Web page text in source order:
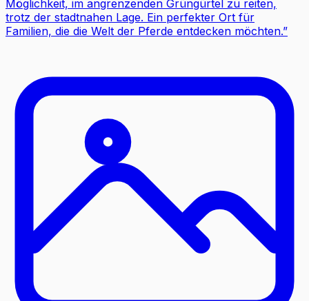
Möglichkeit, im angrenzenden Grüngürtel zu reiten,
trotz der stadtnahen Lage. Ein perfekter Ort für
Familien, die die Welt der Pferde entdecken möchten.”